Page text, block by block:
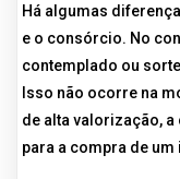
Há algumas
e o consórcio. No
contemplado ou
Isso não ocorre na
de alta valorização,
para a compra de